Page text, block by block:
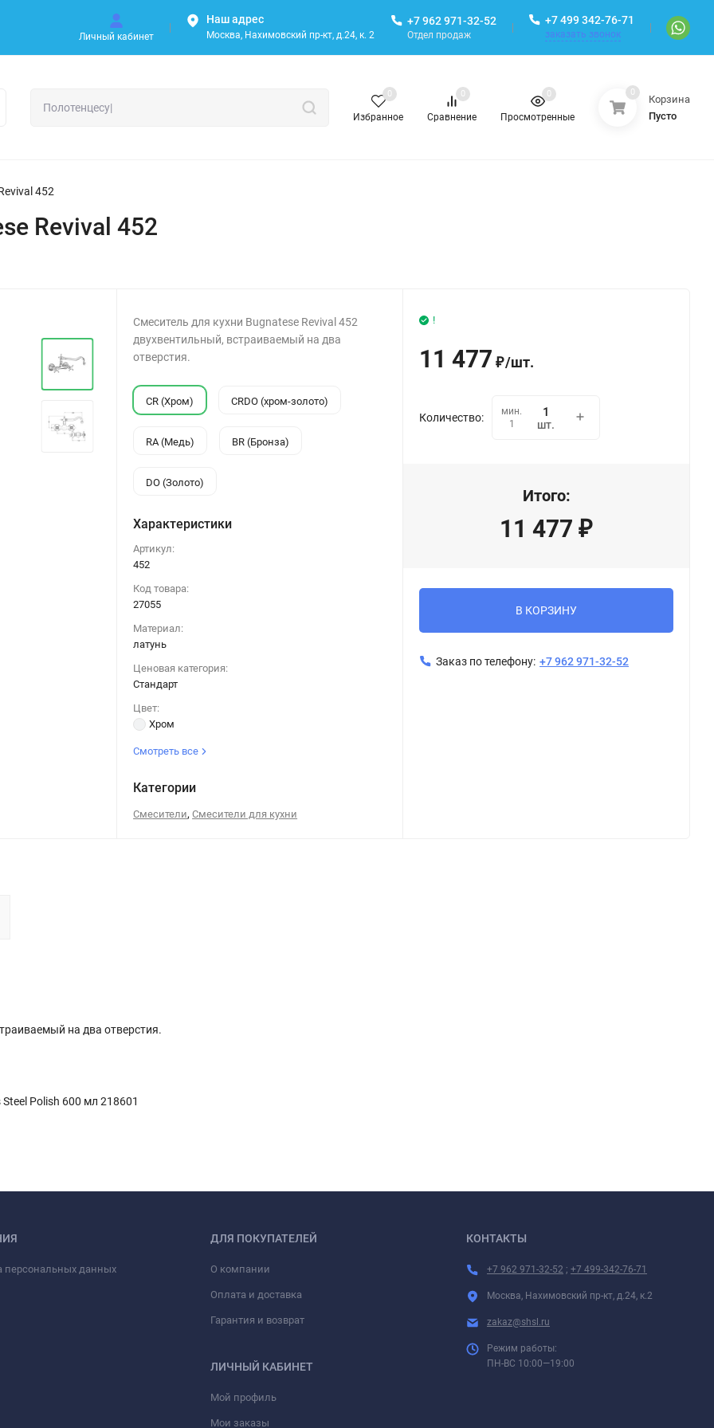
Личный кабинет
Наш адрес
Москва, Нахимовский пр-кт, д.24, к. 2
+7 962 971-32-52
Отдел продаж
+7 499 342-76-71
заказать звонок
Избранное
0
Сравнение
0
Просмотренные
0 0
Корзина
Пусто
452
Revival 452
Смеситель для кухни Bugnatese Revival 452
двухвентильный, встраиваемый на два
отверстия.
CR (Хром) CRDO (хром-золото)
RA (Медь) BR (Бронза)
DO (Золото)
Характеристики
Артикул:
452
Код товара:
27055
Материал:
латунь
Ценовая категория:
Стандарт
Цвет:
Хром
Смотреть все
Категории
Смесители,Смесители для кухни
!
11 477 ₽/шт.
Количество:
мин.
1
шт.
Итого:
11 477 ₽
В КОРЗИНУ
Заказ по телефону: +7 962 971-32-52
на два отверстия.
Polish 600 мл 218601
персональных данных
ДЛЯ ПОКУПАТЕЛЕЙ
О компании
Оплата и доставка
Гарантия и возврат
ЛИЧНЫЙ КАБИНЕТ
Мой профиль
Мои заказы
КОНТАКТЫ
+7 962 971-32-52 ; +7 499-342-76-71
Москва, Нахимовский пр-кт, д.24, к.2
zakaz@shsl.ru
Режим работы:
ПН-ВС 10:00—19:00